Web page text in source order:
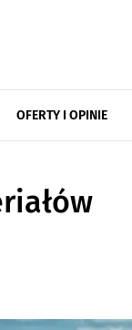
OFERTY I OPINIE